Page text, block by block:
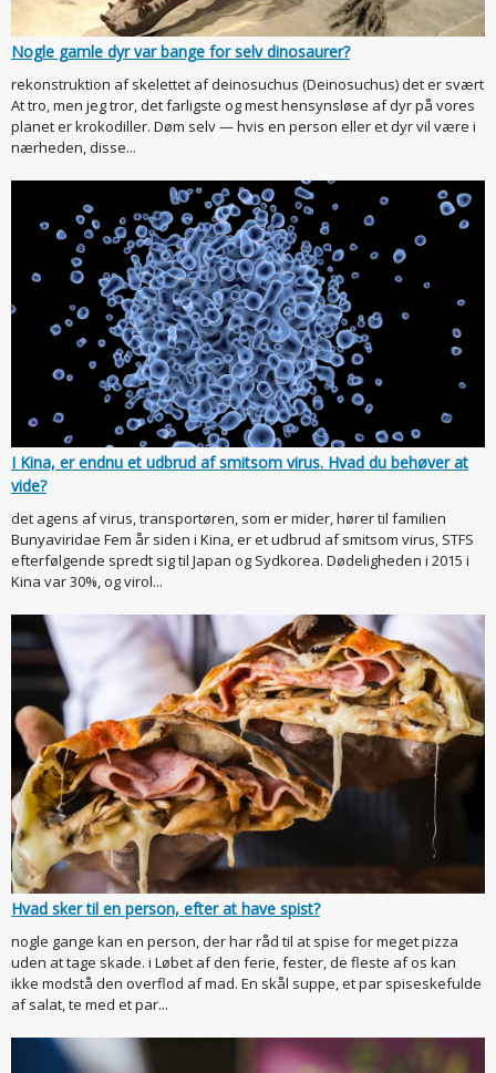
Nogle gamle dyr var bange for selv dinosaurer?
rekonstruktion af skelettet af deinosuchus (Deinosuchus) det er svært
At tro, men jeg tror, det farligste og mest hensynsløse af dyr på vores
planet er krokodiller. Døm selv — hvis en person eller et dyr vil være i
nærheden, disse...
I Kina, er endnu et udbrud af smitsom virus. Hvad du behøver at
vide?
det agens af virus, transportøren, som er mider, hører til familien
Bunyaviridae Fem år siden i Kina, er et udbrud af smitsom virus, STFS
efterfølgende spredt sig til Japan og Sydkorea. Dødeligheden i 2015 i
Kina var 30%, og virol...
Hvad sker til en person, efter at have spist?
nogle gange kan en person, der har råd til at spise for meget pizza
uden at tage skade. i Løbet af den ferie, fester, de fleste af os kan
ikke modstå den overflod af mad. En skål suppe, et par spiseskefulde
af salat, te med et par...